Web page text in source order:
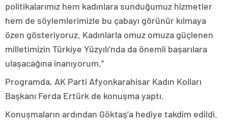
politikalarımız hem kadınlara sunduğumuz hizmetler
hem de söylemlerimizle bu çabayı görünür kılmaya
özen gösteriyoruz. Kadınlarla omuz omuza güçlenen
milletimizin Türkiye Yüzyılı’nda da önemli başarılara
ulaşacağına inanıyorum.”
Programda, AK Parti Afyonkarahisar Kadın Kolları
Başkanı Ferda Ertürk de konuşma yaptı.
Konuşmaların ardından Göktaş’a hediye takdim edildi.